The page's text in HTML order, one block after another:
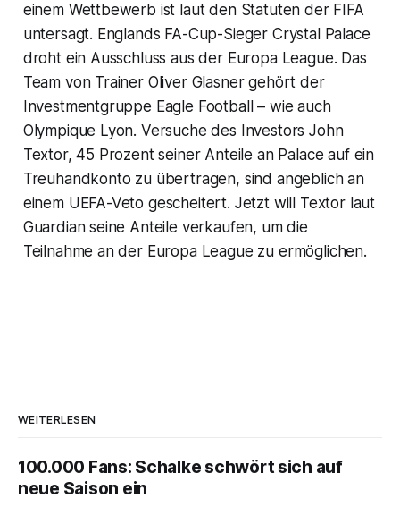
einem Wettbewerb ist laut den Statuten der FIFA
untersagt. Englands FA-Cup-Sieger Crystal Palace
droht ein Ausschluss aus der Europa League. Das
Team von Trainer Oliver Glasner gehört der
Investmentgruppe Eagle Football – wie auch
Olympique Lyon. Versuche des Investors John
Textor, 45 Prozent seiner Anteile an Palace auf ein
Treuhandkonto zu übertragen, sind angeblich an
einem UEFA-Veto gescheitert. Jetzt will Textor laut
Guardian seine Anteile verkaufen, um die
Teilnahme an der Europa League zu ermöglichen.
WEITERLESEN
100.000 Fans: Schalke schwört sich auf
neue Saison ein